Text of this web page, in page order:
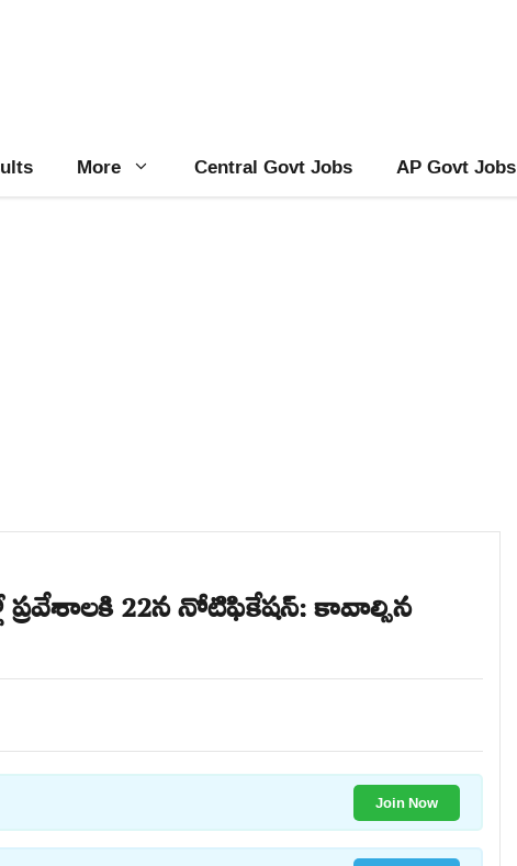
More Central Govt Jobs AP Govt Jobs
ప్రవేశాలకి 22న నోటిఫికేషన్: కావాల్సిన
Join Now